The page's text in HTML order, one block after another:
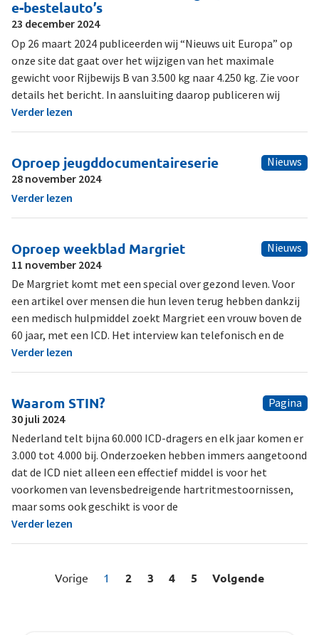
e-bestelauto’s
23 december 2024
Op 26 maart 2024 publiceerden wij “Nieuws uit Europa” op
onze site dat gaat over het wijzigen van het maximale
gewicht voor Rijbewijs B van 3.500 kg naar 4.250 kg. Zie voor
details het bericht. In aansluiting daarop publiceren wij
Verder lezen
Nieuws
Oproep jeugddocumentaireserie
28 november 2024
Verder lezen
Nieuws
Oproep weekblad Margriet
11 november 2024
De Margriet komt met een special over gezond leven. Voor
een artikel over mensen die hun leven terug hebben dankzij
een medisch hulpmiddel zoekt Margriet een vrouw boven de
60 jaar, met een ICD. Het interview kan telefonisch en de
Verder lezen
Pagina
Waarom STIN?
30 juli 2024
Nederland telt bijna 60.000 ICD-dragers en elk jaar komen er
3.000 tot 4.000 bij. Onderzoeken hebben immers aangetoond
dat de ICD niet alleen een effectief middel is voor het
voorkomen van levensbedreigende hartritmestoornissen,
maar soms ook geschikt is voor de
Verder lezen
Vorige 1 2 3 4 5 Volgende